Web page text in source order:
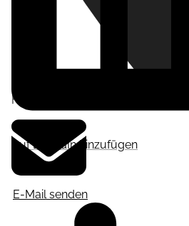
Auf LinkedIn hinzufügen
Frankfurt am Main
E-Mail senden